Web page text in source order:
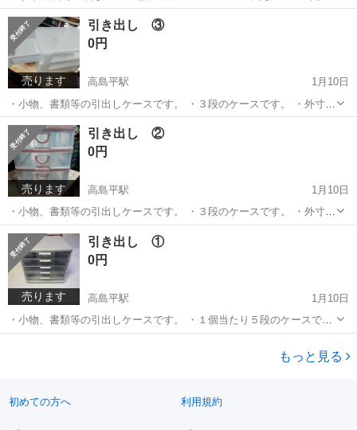
···長さ103cm 幅38cm 30cm 12.5cm 高さ10.3c...
東京 板橋区 高島平駅
クラシックギター
売ります
引き出し ③
0円
高島平駅
1月10日
・小物、書類等の引出しケースです。 ・３段のケースです。 ・外寸サ
イズ∶奥行 35cm 高さ 28cm 横 25cm (長さは目安で正確ではあり
ません) ・同様のサイズ違いの小物・書類入れ等の引き出しを３品
(①②...
東京 板橋区 高島平駅
売ります
引き出し ②
0円
高島平駅
1月10日
・小物、書類等の引出しケースです。 ・３段のケースです。 ・外寸サ
イズ∶奥行 35cm 高さ 25.5cm 横 25.5cm (長さは目安で正確では
ありません) ・同様のサイズ違いの小物・書類入れ等の引き出しを３...
東京 板橋区 高島平駅
売ります
引き出し ①
0円
高島平駅
1月10日
・小物、書類等の引出しケースです。 ・１個当たり５段のケースで
す。 ・外寸サイズ∶奥行 34.5cm 高さ 24.5cm 横 28cm (長さは目
安で正確ではありません) ・２個合わせて引取お願いします。 ・同
もっと見る
初めての方へ 利用規約